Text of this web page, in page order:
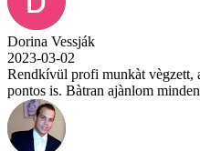
Dorina Vessják
2023-03-02
Rendkívül profi munkàt vègzett,
pontos is. Bàtran ajànlom